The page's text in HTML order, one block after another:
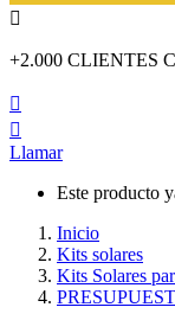

+2.000 CLIENTES


Llamar
Este producto
Inicio
Kits solares
Kits Solares